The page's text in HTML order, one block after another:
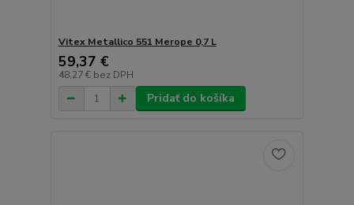
Vitex Metallico 551 Merope 0,7 L
59,37 €
48,27 € bez DPH
Pridať do košíka